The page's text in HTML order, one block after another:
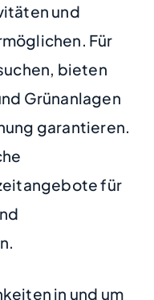
und
Für
bieten
Grünanlagen
garantieren.
für
in und um